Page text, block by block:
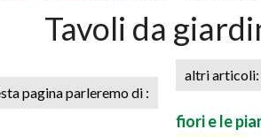
Tavoli da
pagina parleremo di :
altri articoli:
fiori e le